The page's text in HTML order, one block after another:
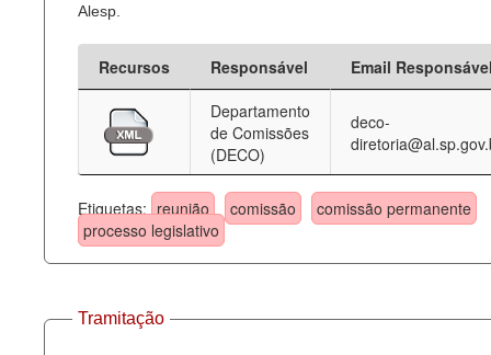
Alesp.
Recursos Responsável
Email
Departamento
de Comissões
(DECO)
deco-
Etiquetas: reunião comissão
comissão permanente
processo legislativo
Tramitação